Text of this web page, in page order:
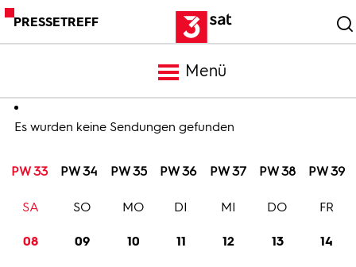
PRESSETREFF
Menü
Meldungen
Programm
Es wurden keine Sendungen gefunden
PW 33 PW 34 PW 35 PW 36 PW 37 PW 38 PW 39
08
SA
09
SO
10
MO
11
DI
12
MI
13
DO
14
FR